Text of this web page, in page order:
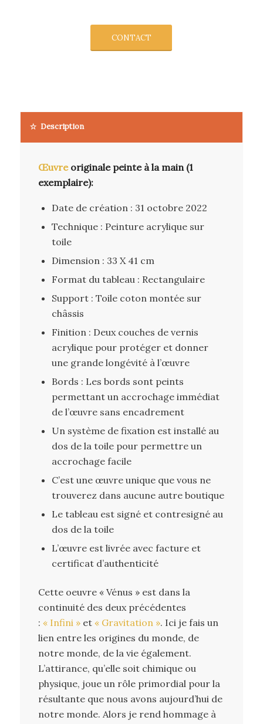
CONTACT
Description
Œuvreoriginale peinte à la main (1
exemplaire):
Date de création : 31 octobre 2022
Technique : Peinture acrylique sur
toile
Dimension : 33 X 41 cm
Format du tableau : Rectangulaire
Support : Toile coton montée sur
châssis
Finition : Deux couches de vernis
acrylique pour protéger et donner
une grande longévité à l’œuvre
Bords : Les bords sont peints
permettant un accrochage immédiat
de l’œuvre sans encadrement
Un système de fixation est installé au
dos de la toile pour permettre un
accrochage facile
C’est une œuvre unique que vous ne
trouverez dans aucune autre boutique
Le tableau est signé et contresigné au
dos de la toile
L’œuvre est livrée avec facture et
certificat d’authenticité
Cette oeuvre « Vénus » est dans la
continuité des deux précédentes
: « Infini »et « Gravitation ». Ici je fais un
lien entre les origines du monde, de
notre monde, de la vie également.
L’attirance, qu’elle soit chimique ou
physique, joue un rôle primordial pour la
résultante que nous avons aujourd’hui de
notre monde. Alors je rend hommage à